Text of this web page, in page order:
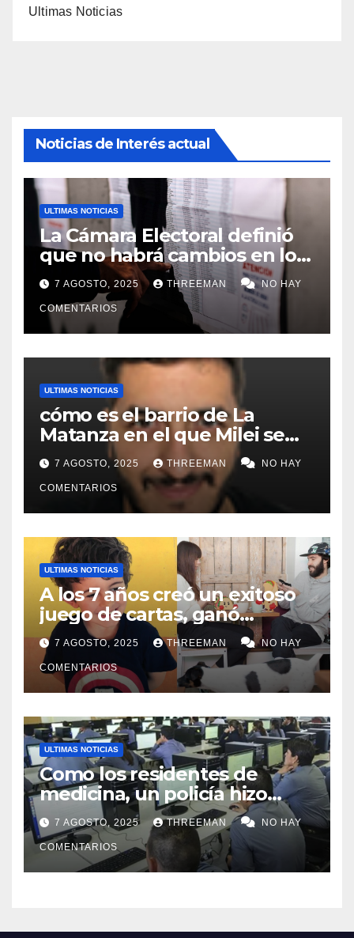
Ultimas Noticias
Noticias de Interés actual
ULTIMAS NOTICIAS
La Cámara Electoral definió
que no habrá cambios en los
lugares de votación en La
Matanza
7 AGOSTO, 2025 THREEMAN NO HAY
COMENTARIOS
ULTIMAS NOTICIAS
cómo es el barrio de La
Matanza en el que Milei se
sacó la foto de lanzamiento
de campaña en provincia de
Buenos Aires
7 AGOSTO, 2025 THREEMAN NO HAY
COMENTARIOS
ULTIMAS NOTICIAS
A los 7 años creó un exitoso
juego de cartas, ganó
millones y ahora vendió la
idea para cumplir su sueño
7 AGOSTO, 2025 THREEMAN NO HAY
COMENTARIOS
ULTIMAS NOTICIAS
Como los residentes de
medicina, un policía hizo
trampa en un examen para
obtener un ascenso en Santa
Fe y fue suspendido
7 AGOSTO, 2025 THREEMAN NO HAY
COMENTARIOS